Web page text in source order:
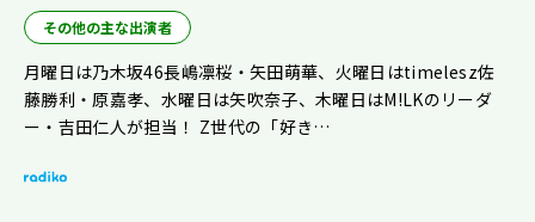
その他の主な出演者
月曜日は乃木坂46長嶋凛桜・矢田萌華、火曜日はtimelesz佐
藤勝利・原嘉孝、水曜日は矢吹奈子、木曜日はM!LKのリーダ
ー・吉田仁人が担当！ Z世代の「好き…